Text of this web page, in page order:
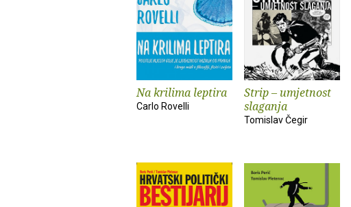
Na krilima leptira
Carlo Rovelli
Strip – umjetnost
slaganja
Tomislav Čegir